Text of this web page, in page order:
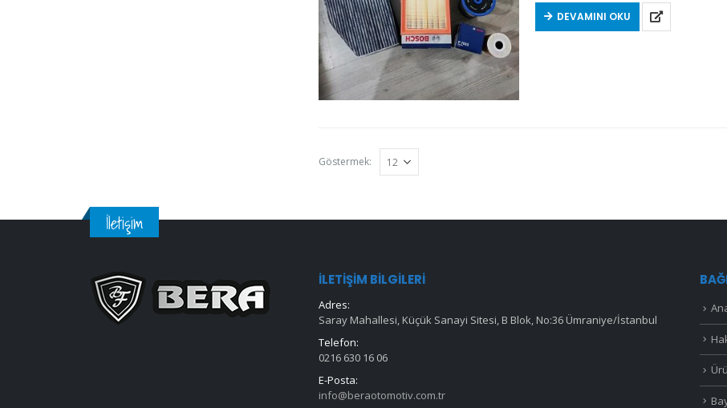
DEVAMINI OKU
Göstermek:
İletişim
İLETIŞIM BILGILERI
Adres:
Saray Mahallesi, Küçük Sanayi Sitesi, B Blok, No:36 Ümraniye/İstanbul
Telefon:
0216 630 16 06
E-Posta:
info@beraotomotiv.com.tr